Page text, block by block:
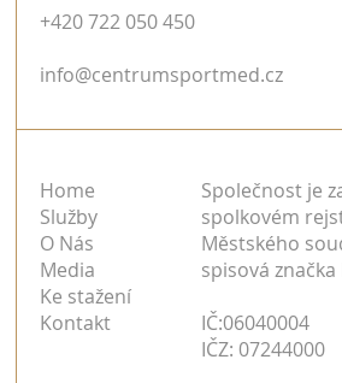
moderna Vojtěcha
Home
Služby
O Nás
Media
Ke stažení
Kontakt
Společnost je
spolkovém
Městského
spisová značka
IČ:06040004
IČZ: 07244000
+420 722 050 450
info@centrumsportmed.cz